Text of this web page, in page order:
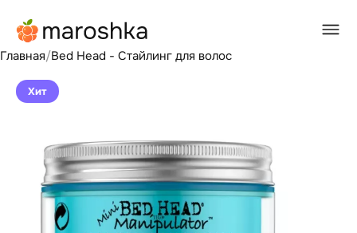
Главная/Bed Head - Стайлинг для волос
Хит